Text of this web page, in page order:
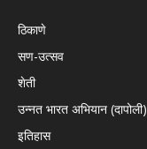
ठिकाणे
सण-उत्सव
शेती
उन्नत भारत अभियान (दापोली)
इतिहास